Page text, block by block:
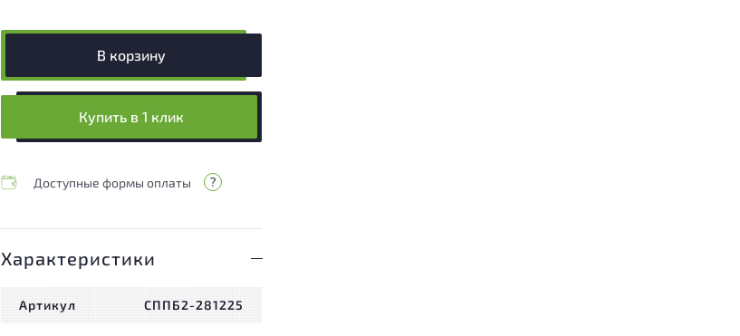
В корзину
Купить в 1 клик
Доступные формы оплаты
Характеристики
Артикул СППБ2-281225